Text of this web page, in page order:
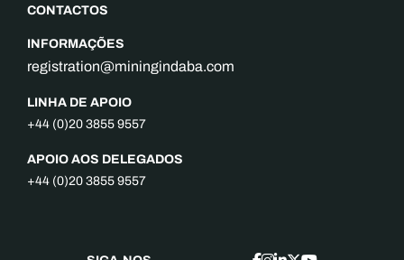
CONTACTOS
INFORMAÇÕES
registration@miningindaba.com
LINHA DE APOIO
+44 (0)20 3855 9557
APOIO AOS DELEGADOS
+44 (0)20 3855 9557